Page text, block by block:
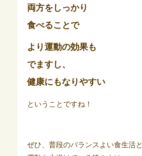
両方をしっかり
食べることで
より運動の効果も
でますし、
健康にもなりやすい
ということですね！
ぜひ、普段のバランスよい食生活と